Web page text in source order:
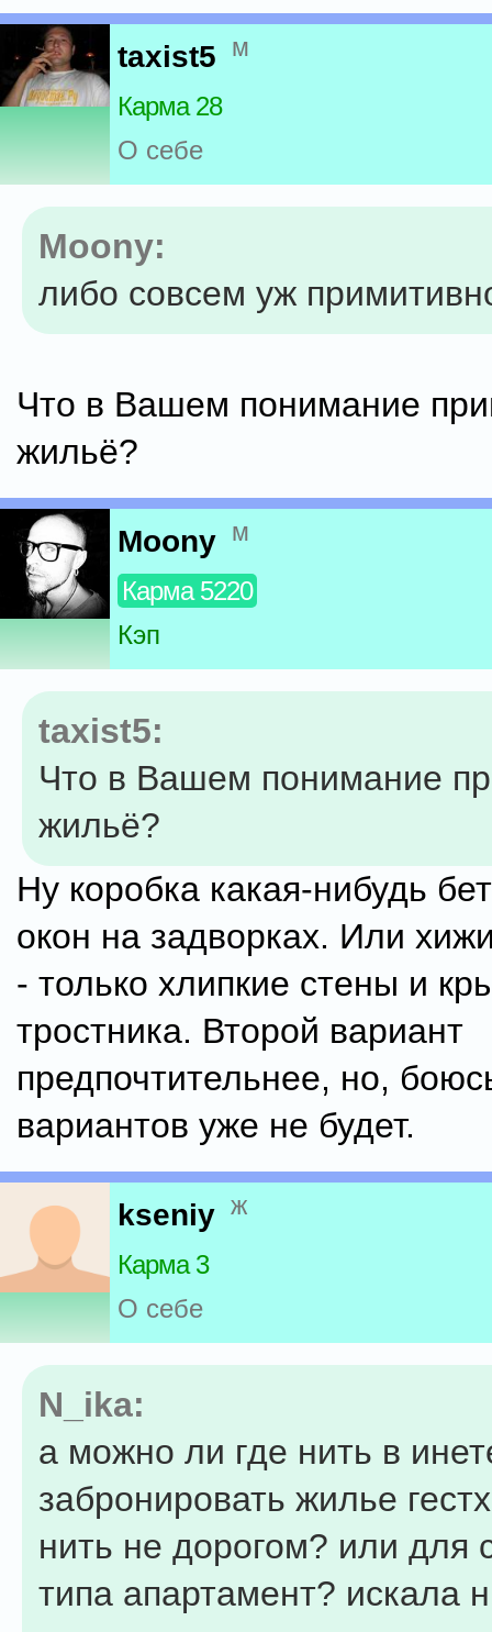
taxist5 м
Карма 28
О себе
Moony:
либо совсем уж
Что в Вашем понимание
жильё?
Moony м
Карма 5220
Кэп
taxist5:
Что в Вашем понимание
жильё?
Ну коробка какая-нибудь
окон на задворках. Или
- только хлипкие стены и
тростника. Второй вариант
предпочтительнее, но,
вариантов уже не будет.
kseniy ж
Карма 3
О себе
N_ika:
а можно ли где нить в
забронировать жилье
нить не дорогом? или для
типа апартамент? искала